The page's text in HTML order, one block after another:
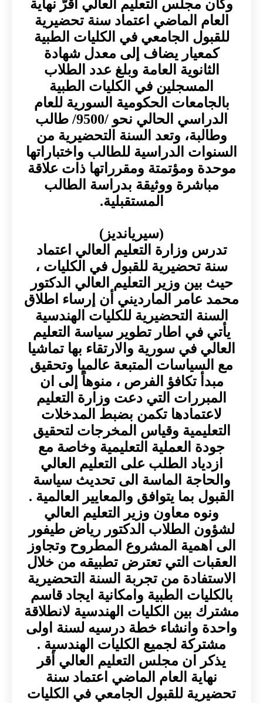
وكان مجلس التعليم العالي أقرّ نهاية
العام الماضي اعتماد سنة تحضيرية
للقبول الجامعي في الكليات الطبية
كمعيار يضاف إلى معدل شهادة
الثانوية العامة وبلغ عدد الطلاب
المسجلين في الكليات الطبية
بالجامعات الحكومية السورية للعام
الدراسي الحالي نحو /9500/ طالب
وطالبة، وتعد السنة التحضيرية من
السنوات الدراسية للطالب واختباراتها
موحدة ومؤتمتة ومقرراتها ذات علاقة
مباشرة ووثيقة بدراسة الطالب
المستقبلية.
(سيريانديز)
تدرس وزارة التعليم العالي اعتماد
سنة تحضيرية للقبول في الكليات ،
حيث بين وزير التعليم العالي الدكتور
محمد عامر المارديني أن إرساء اطلاق
السنة التحضيرية للكليات الهندسية
يأتي في اطار تطوير سياسة التعليم
العالي في سورية والارتقاء بها تماشيا
مع السياسات المتبعة عالميا وتحقيق
مبدأ تكافؤ الفرص ، منوهاً إلى ان
المبررات التي دعت وزارة التعليم
لاعتمادها تكمن بضبط المدخلات
التعليمية وقياس المخرجات لتحقيق
جودة العملية التعليمية وخاصة مع
ازدياد الطلب على التعليم العالي
والحاجة الماسة الى تحديث سياسة
القبول بما يتوافق والمعايير العالمية .
ونوه معاون وزير التعليم العالي
لشؤون الطلاب الدكتور رياض طيفور
الى اهمية المشروع المطروح وتجاوز
العقبات التي تعترض تطبيقه من خلال
الاستفادة من تجربة السنة التحضيرية
بالكليات الطبية وامكانية ايجاد قاسم
مشترك بين الكليات الهندسية لانطلاقة
واحدة وانشاء خطة درسيه لسنة اولى
مشتركة لجميع الكليات الهندسية .
يذكر ان مجلس التعليم العالي أقر
نهاية العام الماضي اعتماد سنة
تحضيرية للقبول الجامعي في الكليات